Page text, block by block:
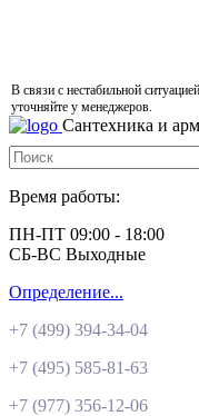
В связи с нестабильной
уточняйте у менеджеров.
Сантехника и
Время работы:
ПН-ПТ 09:00 - 18:00
СБ-ВС Выходные
Определение...
+7 (499) 394-34-04
+7 (495) 585-81-63
+7 (977) 356-12-06